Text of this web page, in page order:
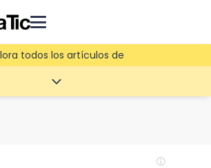
todos los artículos de